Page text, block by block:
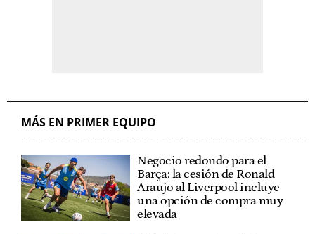
MÁS EN PRIMER EQUIPO
Negocio redondo para el
Barça: la cesión de Ronald
Araujo al Liverpool incluye
una opción de compra muy
elevada